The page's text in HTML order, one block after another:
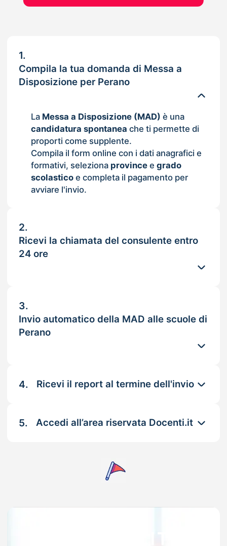
1.
Compila la tua domanda di Messa a
Disposizione per Perano
La Messa a Disposizione (MAD) è una
candidatura spontanea che ti permette di
proporti come supplente.
Compila il form online con i dati anagrafici e
formativi, seleziona provincee grado
scolasticoe completa il pagamento per
avviare l'invio.
2.
Ricevi la chiamata del consulente entro
24 ore
3.
Invio automatico della MAD alle scuole di
Perano
4. Ricevi il report al termine dell'invio
5. Accedi all’area riservata Docenti.it